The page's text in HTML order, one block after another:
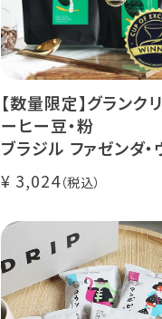
【数量限定】グランク
ーヒー豆・粉
ブラジル ファゼンダ・
レ・ド・クリスタル（
200g / 1kg）
品種：カトゥカイ・アス
精製方法：ナチュラル
焙煎度：浅煎り
COE Brazil
Val
3,024